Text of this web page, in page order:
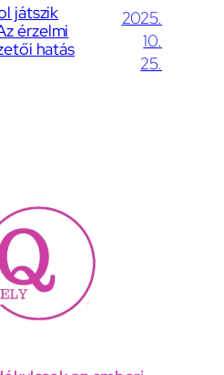
játszik
érzelmi
hatás
2025.
10.
25.